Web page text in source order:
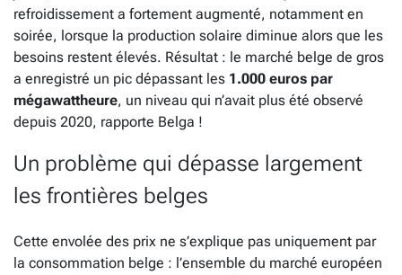
refroidissement a fortement augmenté, notamment en
soirée, lorsque la production solaire diminue alors que les
besoins restent élevés. Résultat : le marché belge de gros
a enregistré un pic dépassant les 1.000 euros par
mégawattheure, un niveau qui n’avait plus été observé
depuis 2020, rapporte Belga !
Un problème qui dépasse largement
les frontières belges
Cette envolée des prix ne s’explique pas uniquement par
la consommation belge : l’ensemble du marché européen